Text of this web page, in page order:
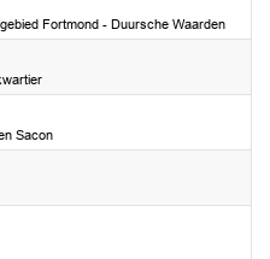
Fortmond - Duursche Waarden
Sacon